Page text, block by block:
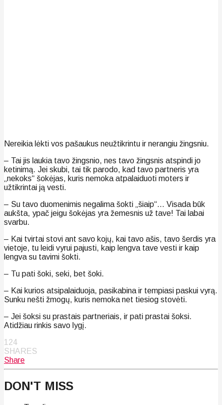
Nereikia lėkti vos pašaukus neužtikrintu ir nerangiu žingsniu.
– Tai jis laukia tavo žingsnio, nes tavo žingsnis atspindi jo
ketinimą. Jei skubi, tai tik parodo, kad tavo partneris yra
„nekoks“ šokėjas, kuris nemoka atpalaiduoti moters ir
užtikrintai ją vesti.
– Su tavo duomenimis negalima šokti „šiaip“… Visada būk
aukšta, ypač jeigu šokėjas yra žemesnis už tave! Tai labai
svarbu.
– Kai tvirtai stovi ant savo kojų, kai tavo ašis, tavo šerdis yra
vietoje, tu leidi vyrui pajusti, kaip lengva tave vesti ir kaip
lengva su tavimi šokti.
– Tu pati šoki, seki, bet šoki.
– Kai kurios atsipalaiduoja, pasikabina ir tempiasi paskui vyrą.
Sunku nešti žmogų, kuris nemoka net tiesiog stovėti.
– Jei šoksi su prastais partneriais, ir pati prastai šoksi.
Atidžiau rinkis savo lygį.
124
SHARES
Share
DON'T MISS